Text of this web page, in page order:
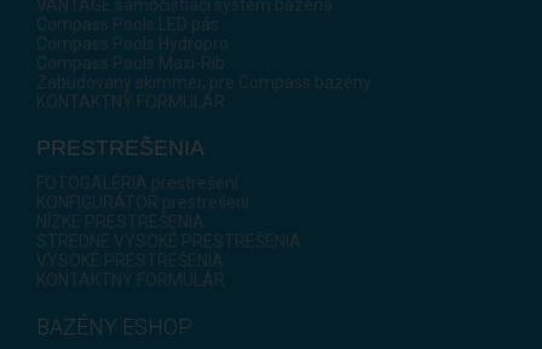
VANTAGE samočistiaci systém bazéna
Compass Pools LED pás
Compass Pools Hydropro
Compass Pools Maxi-Rib
Zabudovaný skimmer, pre Compass bazény
KONTAKTNÝ FORMULÁR
PRESTREŠENIA
FOTOGALÉRIA prestrešení
KONFIGURÁTOR prestrešení
NÍZKE PRESTREŠENIA
STREDNE VYSOKÉ PRESTREŠENIA
VYSOKÉ PRESTREŠENIA
KONTAKTNÝ FORMULÁR
BAZÉNY ESHOP